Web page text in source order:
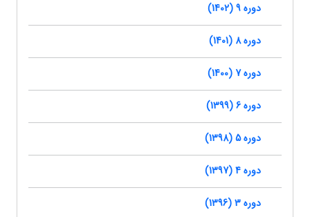
دوره 9 (1402)
دوره 8 (1401)
دوره 7 (1400)
دوره 6 (1399)
دوره 5 (1398)
دوره 4 (1397)
دوره 3 (1396)